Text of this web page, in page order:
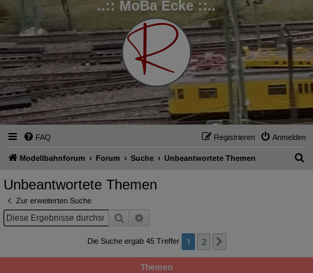
..:: MoBa Ecke ::..
FAQ Anmelden
Registrieren
Modellbahnforum Forum Suche Unbeantwortete Themen
Unbeantwortete Themen
Zur erweiterten Suche
Suche
Die Suche ergab 45 Treffer 1 2
Themen